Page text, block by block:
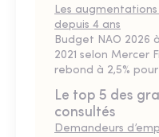
Les
depuis 4 ans
Budget NAO 2026
2021 selon Mercer
rebond à 2,5%
Le top 5 des
consultés
Demandeurs